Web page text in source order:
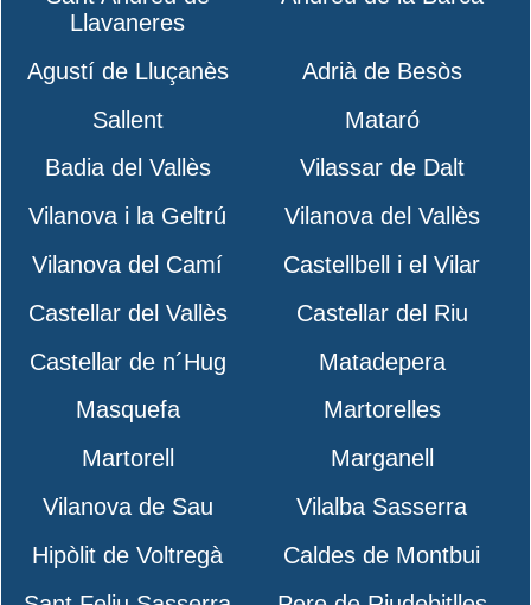
Llavaneres
Agustí de Lluçanès
Adrià de Besòs
Sallent
Mataró
Badia del Vallès
Vilassar de Dalt
Vilanova i la Geltrú
Vilanova del Vallès
Vilanova del Camí
Castellbell i el Vilar
Castellar del Vallès
Castellar del Riu
Castellar de n´Hug
Matadepera
Masquefa
Martorelles
Martorell
Marganell
Vilanova de Sau
Vilalba Sasserra
Hipòlit de Voltregà
Caldes de Montbui